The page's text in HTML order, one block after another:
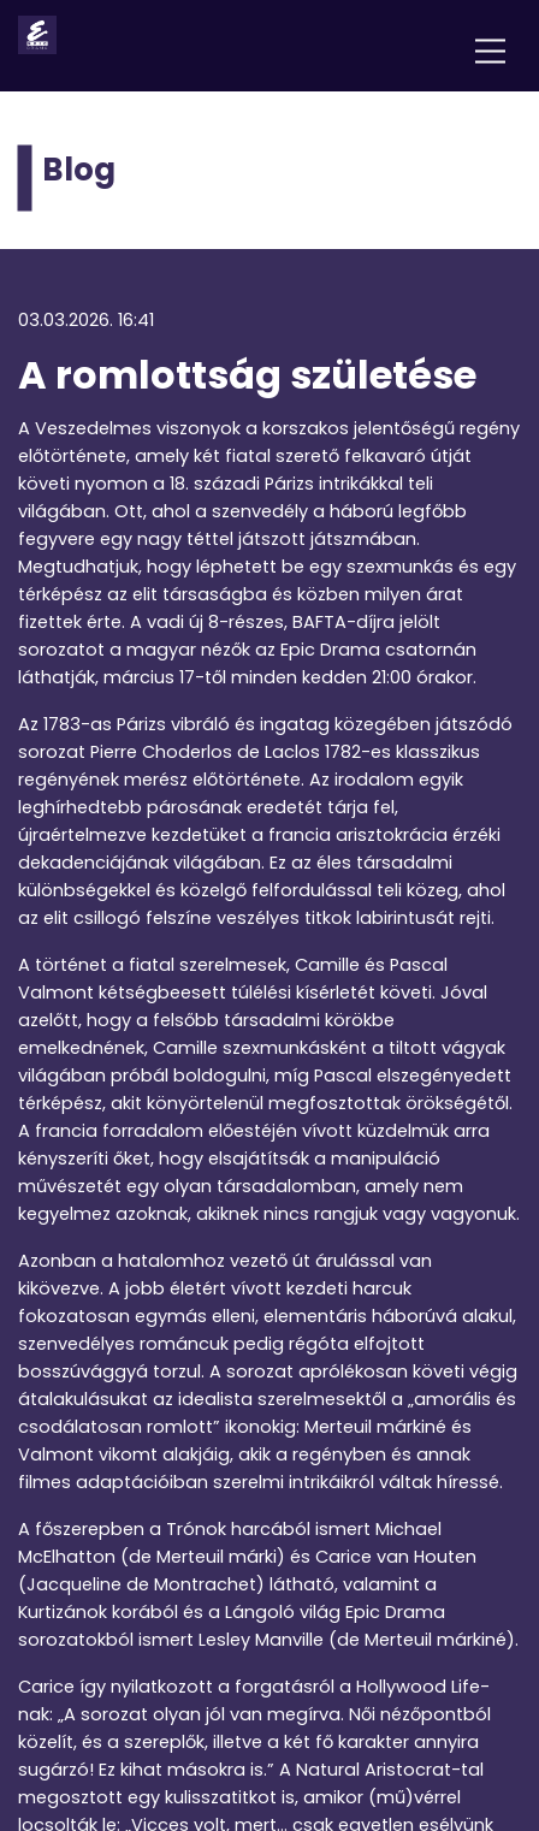
Blog
03.03.2026. 16:41
A romlottság születése
A Veszedelmes viszonyok a korszakos jelentőségű regény
előtörténete, amely két fiatal szerető felkavaró útját
követi nyomon a 18. századi Párizs intrikákkal teli
világában. Ott, ahol a szenvedély a háború legfőbb
fegyvere egy nagy téttel játszott játszmában.
Megtudhatjuk, hogy léphetett be egy szexmunkás és egy
térképész az elit társaságba és közben milyen árat
fizettek érte. A vadi új 8-részes, BAFTA-díjra jelölt
sorozatot a magyar nézők az Epic Drama csatornán
láthatják, március 17-től minden kedden 21:00 órakor.
Az 1783-as Párizs vibráló és ingatag közegében játszódó
sorozat Pierre Choderlos de Laclos 1782-es klasszikus
regényének merész előtörténete. Az irodalom egyik
leghírhedtebb párosának eredetét tárja fel,
újraértelmezve kezdetüket a francia arisztokrácia érzéki
dekadenciájának világában. Ez az éles társadalmi
különbségekkel és közelgő felfordulással teli közeg, ahol
az elit csillogó felszíne veszélyes titkok labirintusát rejti.
A történet a fiatal szerelmesek, Camille és Pascal
Valmont kétségbeesett túlélési kísérletét követi. Jóval
azelőtt, hogy a felsőbb társadalmi körökbe
emelkednének, Camille szexmunkásként a tiltott vágyak
világában próbál boldogulni, míg Pascal elszegényedett
térképész, akit könyörtelenül megfosztottak örökségétől.
A francia forradalom előestéjén vívott küzdelmük arra
kényszeríti őket, hogy elsajátítsák a manipuláció
művészetét egy olyan társadalomban, amely nem
kegyelmez azoknak, akiknek nincs rangjuk vagy vagyonuk.
Azonban a hatalomhoz vezető út árulással van
kikövezve. A jobb életért vívott kezdeti harcuk
fokozatosan egymás elleni, elementáris háborúvá alakul,
szenvedélyes románcuk pedig régóta elfojtott
bosszúvággyá torzul. A sorozat aprólékosan követi végig
átalakulásukat az idealista szerelmesektől a „amorális és
csodálatosan romlott” ikonokig: Merteuil márkiné és
Valmont vikomt alakjáig, akik a regényben és annak
filmes adaptációiban szerelmi intrikáikról váltak híressé.
A főszerepben a Trónok harcából ismert Michael
McElhatton (de Merteuil márki) és Carice van Houten
(Jacqueline de Montrachet) látható, valamint a
Kurtizánok korából és a Lángoló világ Epic Drama
sorozatokból ismert Lesley Manville (de Merteuil márkiné).
Carice így nyilatkozott a forgatásról a Hollywood Life-
nak: „A sorozat olyan jól van megírva. Női nézőpontból
közelít, és a szereplők, illetve a két fő karakter annyira
sugárzó! Ez kihat másokra is.” A Natural Aristocrat-tal
megosztott egy kulisszatitkot is, amikor (mű)vérrel
locsolták le: „Vicces volt, mert… csak egyetlen esélyünk